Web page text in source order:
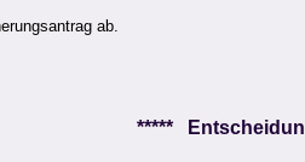
ab.
*****